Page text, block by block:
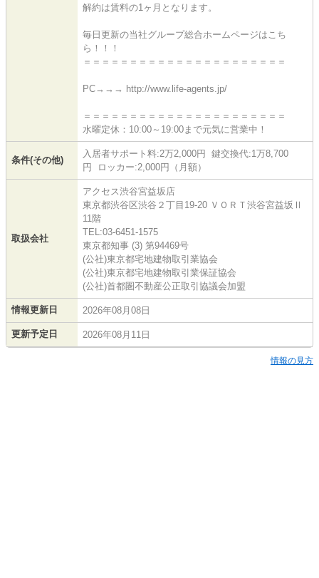
解約は賃料の1ヶ月となります。
毎日更新の当社グループ総合ホームページはこち
ら！！！
＝＝＝＝＝＝＝＝＝＝＝＝＝＝＝＝＝＝＝＝＝＝
PC→→→ http://www.life-agents.jp/
＝＝＝＝＝＝＝＝＝＝＝＝＝＝＝＝＝＝＝＝＝＝
水曜定休：10:00～19:00まで元気に営業中！
条件(その他)
入居者サポート料:2万2,000円 鍵交換代:1万8,700
円 ロッカー:2,000円（月額）
取扱会社
アクセス渋谷宮益坂店
東京都渋谷区渋谷２丁目19-20 ＶＯＲＴ渋谷宮益坂Ⅱ
11階
TEL:03-6451-1575
東京都知事 (3) 第94469号
(公社)東京都宅地建物取引業協会
(公社)東京都宅地建物取引業保証協会
(公社)首都圏不動産公正取引協議会加盟
情報更新日 2026年08月08日
更新予定日 2026年08月11日
情報の見方